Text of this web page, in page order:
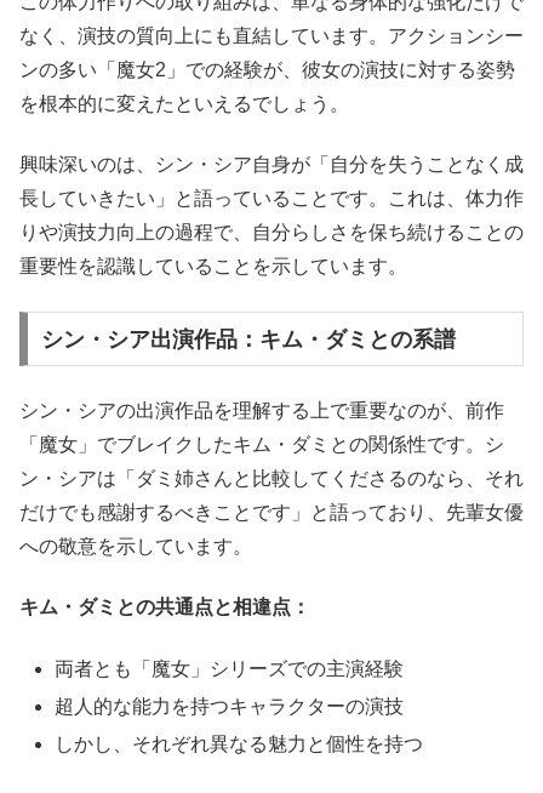
なく、演技の質向上にも直結しています。アクションシー
ンの多い「魔女2」での経験が、彼女の演技に対する姿勢
を根本的に変えたといえるでしょう。
興味深いのは、シン・シア自身が「自分を失うことなく成
長していきたい」と語っていることです。これは、体力作
りや演技力向上の過程で、自分らしさを保ち続けることの
重要性を認識していることを示しています。
シン・シア出演作品：キム・ダミとの系譜
シン・シアの出演作品を理解する上で重要なのが、前作
「魔女」でブレイクしたキム・ダミとの関係性です。シ
ン・シアは「ダミ姉さんと比較してくださるのなら、それ
だけでも感謝するべきことです」と語っており、先輩女優
への敬意を示しています。
キム・ダミとの共通点と相違点：
両者とも「魔女」シリーズでの主演経験
超人的な能力を持つキャラクターの演技
しかし、それぞれ異なる魅力と個性を持つ